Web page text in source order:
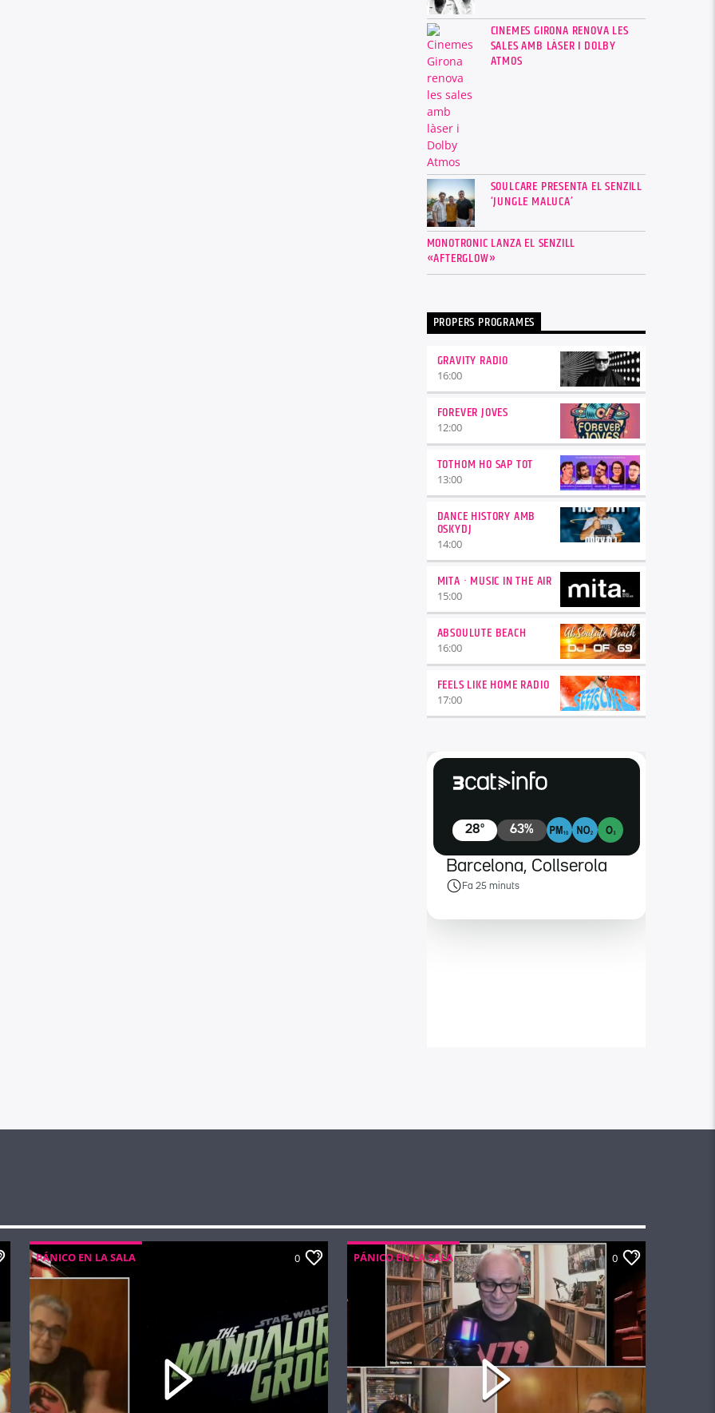
CINEMES GIRONA RENOVA LES
SALES AMB LÀSER I DOLBY
ATMOS
SOULCARE PRESENTA EL SENZILL
‘JUNGLE MALUCA’
MONOTRONIC LANZA EL SENZILL
«AFTERGLOW»
PROPERS PROGRAMES
GRAVITY RADIO
16:00
FOREVER JOVES
12:00
TOTHOM HO SAP TOT
13:00
DANCE HISTORY AMB
OSKYDJ
14:00
MITA · MUSIC IN THE AIR
15:00
ABSOULUTE BEACH
16:00
FEELS LIKE HOME RADIO
17:00
PÁNICO EN LA SALA 0 PÁNICO EN LA SALA 0